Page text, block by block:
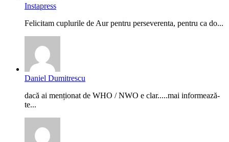
Instapress
Felicitam cuplurile de Aur pentru perseverenta, pentru ca do...
Daniel Dumitrescu
dacă ai menționat de WHO / NWO e clar.....mai informează-
te...